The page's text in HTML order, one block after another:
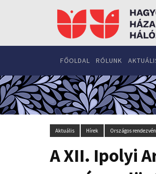
FŐOLDAL RÓLUNK
Aktuális Hírek Országos
A XII. Ipolyi